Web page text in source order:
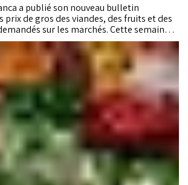
a publié son nouveau bulletin
prix de gros des viandes, des fruits et des
sur les marchés. Cette semaine,
leur repli, tandis que les
de légers ajustements à la
des fruits, en revanche, affiche des
entre stabilité de certaines
sur les produits de saison.